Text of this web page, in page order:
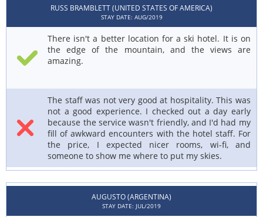
RUSS BRAMBLETT (UNITED STATES OF AMERICA)
STAY DATE: AUG/2019
There isn't a better location for a ski hotel. It is on
the edge of the mountain, and the views are
amazing.
The staff was not very good at hospitality. This was
not a good experience. I checked out a day early
because the service wasn't friendly, and I'd had my
fill of awkward encounters with the hotel staff. For
the price, I expected nicer rooms, wi-fi, and
someone to show me where to put my skies.
AUGUSTO (ARGENTINA)
STAY DATE: JUL/2019